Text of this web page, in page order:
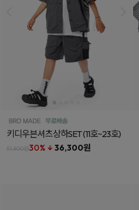
키디우븐셔츠상하SET(11호~23호)
51,800원30% ↓ 36,300원